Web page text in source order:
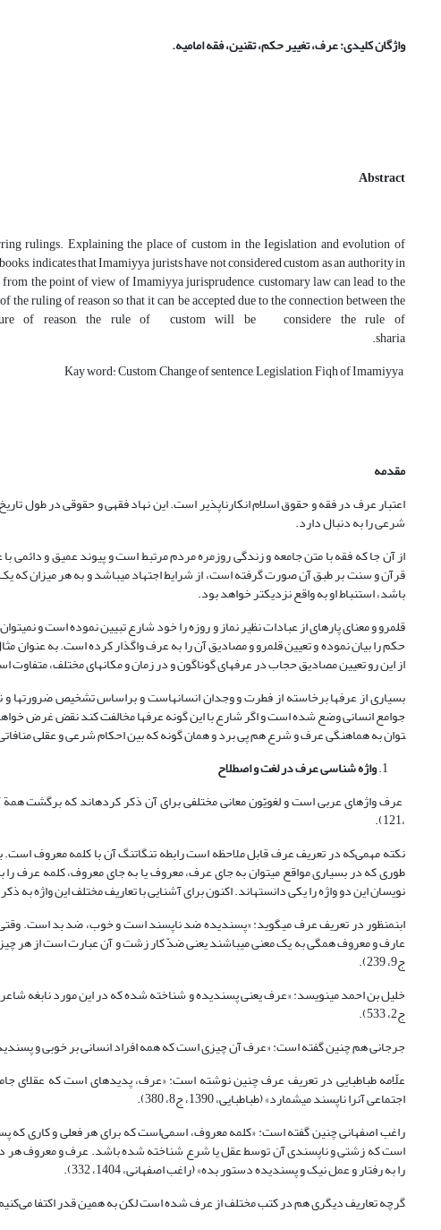
واژگان کلیدی:عرف، تغییر حکم، تقنین، فقه امامیه.
Abstract
rulings. Explaining the place of custom in the Iegislation and evolution of
indicates that Imamiyya jurists have not considered custom as an authority in
the point of view of Imamiyya jurisprudence, customary law can lead to the
ruling of reason so that it can be accepted due to the connection between the
of reason, the rule of custom will be considere the­ rule of
sharia.
Kay word: Custom, Change of sentence, Legislation, Fiqh of Imamiyya
مقدمه
اعتبار عرف در فقه و حقوق اسلام انکار­ناپذیر است. این نهاد فقهی و حقوقی در طول
شرعی را به دنبال دارد.
از آن جا که فقه با متن جامعه و زندگی روزمره مردم مرتبط است و پیوند عمیق و
قرآن و سنت بر طبق آن صورت گرفته است، از شرایط اجتهاد می­باشد و به هر میزان
باشد، استنباط او به واقع نزدیک­تر خواهد بود.
قلمرو و معنای پاره­ای از عبادات نظیر نماز و روزه را خود شارع تبیین نموده است و
حکم را بیان نموده و تعیین قلمرو و مصادیق آن را به عرف واگذار کرده است. به
از این رو تعیین مصادیق حجاب در عرف­های گوناگون و در زمان و مکان­های مختلف، متفاوت
بسیاری از عرف­ها برخاسته از فطرت و وجدان انسان­هاست و براساس تشخیص ضرورت­ها و
توان به هماهنگی عرف و شرع هم پی برد و همان گونه که بین احکام شرعی و عقلی
واژه شناسی عرف در لغت و اصطلاح
،121).
نکته مهمی‌که در تعریف عرف قابل ملاحظه است رابطه تنگاتنگ آن با کلمه معروف
نویسان این دو واژه را یکی دانسته­اند. اکنون برای آشنایی با تعاریف مختلف این واژه به ذکر
ابن­منظور در تعریف عرف می­گوید: «پسندیده ضد ناپسند است و خوب، ضد بد است.
ج9، 239).
ج2، 533).
جرجانی هم چنین گفته است: «عرف آن چیزی است که همه افراد انسانی بر خوبی و پسندیده
علّامه طباطبایی در تعریف عرف چنین نوشته است: «عرف، پدیده­ای است که عقلای
اجتماعی آن­را ناپسند می­شمارد» (طباطبایی، 1390، ج8، 380).
راغب اصفهانی چنین گفته است: «کلمه معروف، اسمی‌است که برای هر فعلی و کاری
است که زشتی و ناپسندی آن توسط عقل یا شرع شناخته شده باشد. عرف و معروف هر
را به رفتار و عمل نیک و پسندیده دستور بده» (راغب اصفهانی، 1404، 332).
گرچه تعاریف دیگری هم در کتب مختلف از عرف شده است لکن به همین قدر اکتفا